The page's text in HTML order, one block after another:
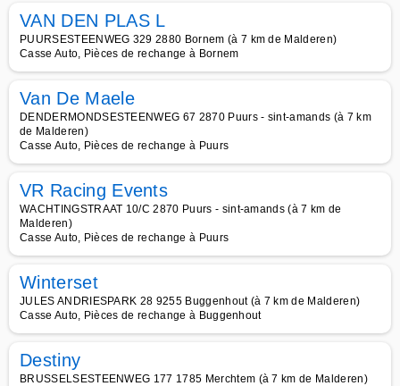
VAN DEN PLAS L
PUURSESTEENWEG 329 2880 Bornem (à 7 km de Malderen)
Casse Auto, Pièces de rechange à Bornem
Van De Maele
DENDERMONDSESTEENWEG 67 2870 Puurs - sint-amands (à 7 km
de Malderen)
Casse Auto, Pièces de rechange à Puurs
VR Racing Events
WACHTINGSTRAAT 10/C 2870 Puurs - sint-amands (à 7 km de
Malderen)
Casse Auto, Pièces de rechange à Puurs
Winterset
JULES ANDRIESPARK 28 9255 Buggenhout (à 7 km de Malderen)
Casse Auto, Pièces de rechange à Buggenhout
Destiny
BRUSSELSESTEENWEG 177 1785 Merchtem (à 7 km de Malderen)